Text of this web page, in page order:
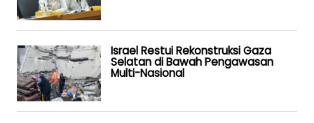
Israel Restui Rekonstruksi Gaza
Selatan di Bawah Pengawasan
Multi-Nasional